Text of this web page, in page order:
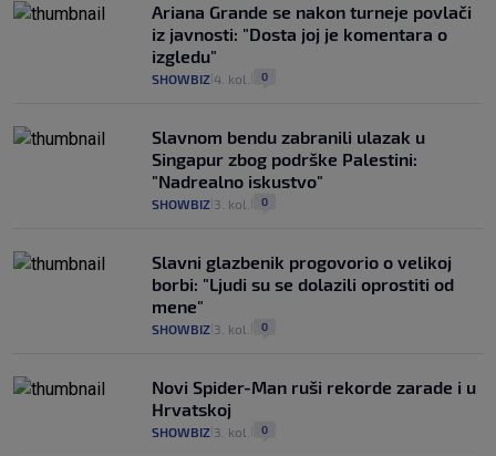
Ariana Grande se nakon turneje povlači
iz javnosti: "Dosta joj je komentara o
izgledu"
SHOWBIZ 4. kol. 0
Slavnom bendu zabranili ulazak u
Singapur zbog podrške Palestini:
"Nadrealno iskustvo"
SHOWBIZ 3. kol. 0
Slavni glazbenik progovorio o velikoj
borbi: "Ljudi su se dolazili oprostiti od
mene"
SHOWBIZ 3. kol. 0
Novi Spider-Man ruši rekorde zarade i u
Hrvatskoj
SHOWBIZ 3. kol. 0